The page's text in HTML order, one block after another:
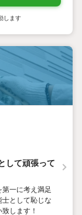
します
して頑張って
一に考え満足
として恥じな
します！